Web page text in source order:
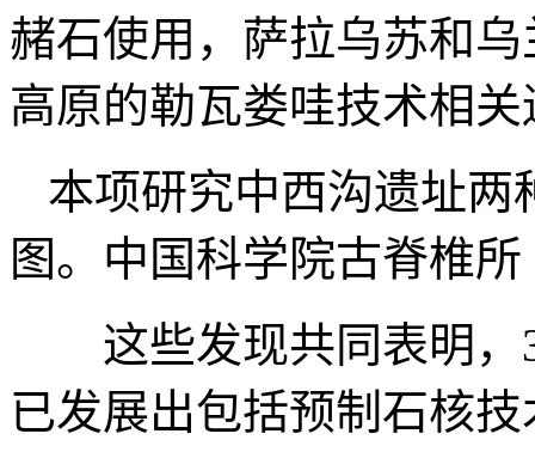
赭石使用，萨拉乌苏和
高原的勒瓦娄哇技术相
本项研究中西沟遗址两
图。中国科学院古脊椎所
这些发现共同表明，
已发展出包括预制石核